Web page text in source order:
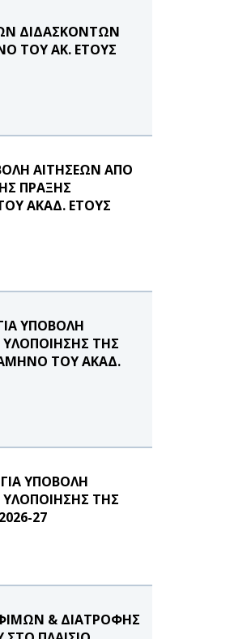
ΔΙΔΑΣΚΟΝΤΩΝ
ΤΟΥ ΑΚ. ΕΤΟΥΣ
ΑΙΤΗΣΕΩΝ ΑΠΟ
ΠΡΑΞΗΣ
ΑΚΑΔ. ΕΤΟΥΣ
ΥΠΟΒΟΛΗ
ΤΗΣ
ΤΟΥ ΑΚΑΔ.
ΥΠΟΒΟΛΗ
ΤΗΣ
27
& ΔΙΑΤΡΟΦΗΣ